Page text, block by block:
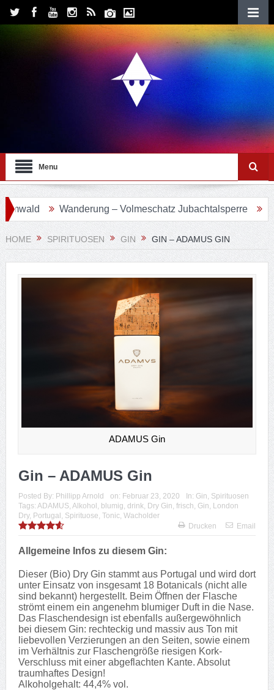
Menu
Wanderung – Volmeschatz Jubachtalsperre
HOME SPIRITUOSEN GIN GIN – ADAMUS GIN
ADAMUS Gin
Gin – ADAMUS Gin
Posted By: Phillipp Arnold on: Februar 23, 2020 In: Gin, Spirituosen
Tags: ADAMUS, Alkohol , blumig, drink, Dry Gin, frisch, Gin, London
Dry, Portugal , Spirituose, Tonic, Wacholder
Drucken
Email
Allgemeine Infos zu diesem Gin:
Dieser (Bio) Dry Gin stammt aus Portugal und wird dort
unter Einsatz von insgesamt 18 Botanicals (nicht alle
sind bekannt) hergestellt. Beim Öffnen der Flasche
strömt einem ein angenehm blumiger Duft in die Nase.
Das Flaschendesign ist ebenfalls außergewöhnlich
bei diesem Gin: rechteckig und massiv aus Ton mit
liebevollen Verzierungen an den Seiten, sowie einem
im Verhältnis zur Flaschengröße riesigen Kork-
Verschluss mit einer abgeflachten Kante. Absolut
traumhaftes Design!
Alkoholgehalt: 44,4% vol.